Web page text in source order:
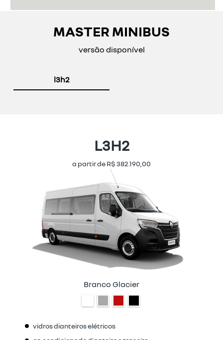
MASTER MINIBUS
versão disponível
l3h2
L3H2
a partir de R$ 382.190,00
Branco Glacier
vidros dianteiros elétricos